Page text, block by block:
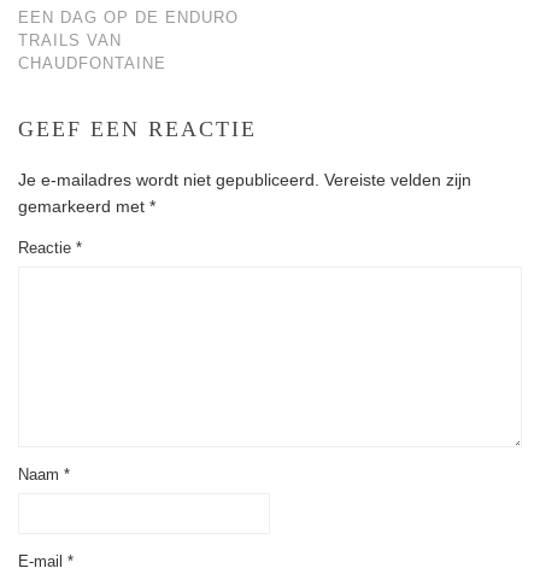
EEN DAG OP DE ENDURO
TRAILS VAN
CHAUDFONTAINE
GEEF EEN REACTIE
Je e-mailadres wordt niet gepubliceerd. Vereiste velden zijn
gemarkeerd met *
Reactie *
Naam *
E-mail *